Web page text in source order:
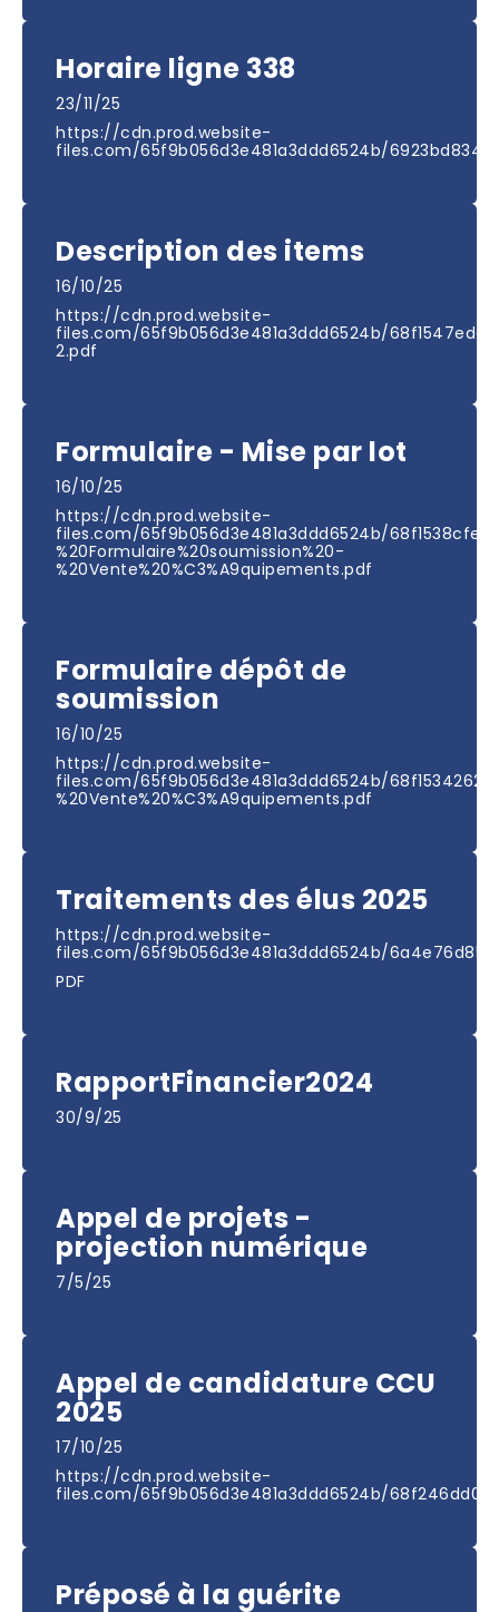
Horaire ligne 338
23/11/25
https://cdn.prod.website-
files.com/65f9b056d3e481a3ddd6524b/
Description des items
16/10/25
https://cdn.prod.website-
files.com/65f9b056d3e481a3ddd6524b/
2.pdf
Formulaire - Mise par lot
16/10/25
https://cdn.prod.website-
files.com/65f9b056d3e481a3ddd6524b/
%20Formulaire%20soumission%20-
%20Vente%20%C3%A9quipements.pdf
Formulaire dépôt de
soumission
16/10/25
https://cdn.prod.website-
files.com/65f9b056d3e481a3ddd6524b/
%20Vente%20%C3%A9quipements.pdf
Traitements des élus 2025
https://cdn.prod.website-
files.com/65f9b056d3e481a3ddd6524b/
PDF
RapportFinancier2024
30/9/25
Appel de projets -
projection numérique
7/5/25
Appel de candidature CCU
2025
17/10/25
https://cdn.prod.website-
files.com/65f9b056d3e481a3ddd6524b/
Préposé à la guérite